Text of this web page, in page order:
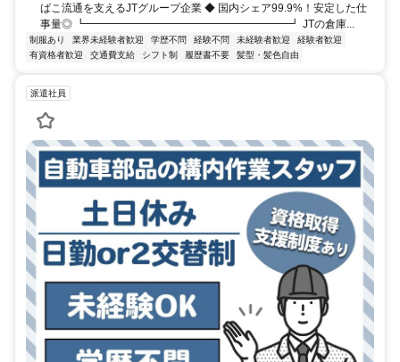
ばこ流通を支えるJTグループ企業 ◆ 国内シェア99.9%！安定した仕
事量◎ ┗━━━━━━━━━━━━━━━━━━━┛ JTの倉庫...
制服あり 業界未経験者歓迎 学歴不問 経験不問 未経験者歓迎
経験者歓迎
有資格者歓迎
交通費支給 シフト制 履歴書不要 髪型・髪色自由
派遣社員